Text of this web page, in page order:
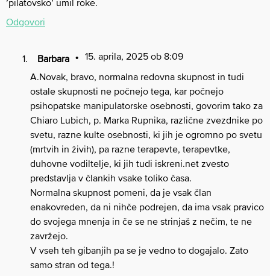
’pilatovsko’ umil roke.
Odgovori
Barbara
15. aprila, 2025 ob 8:09
A.Novak, bravo, normalna redovna skupnost in tudi
ostale skupnosti ne počnejo tega, kar počnejo
psihopatske manipulatorske osebnosti, govorim tako za
Chiaro Lubich, p. Marka Rupnika, različne zvezdnike po
svetu, razne kulte osebnosti, ki jih je ogromno po svetu
(mrtvih in živih), pa razne terapevte, terapevtke,
duhovne vodiltelje, ki jih tudi iskreni.net zvesto
predstavlja v člankih vsake toliko časa.
Normalna skupnost pomeni, da je vsak član
enakovreden, da ni nihče podrejen, da ima vsak pravico
do svojega mnenja in če se ne strinjaš z nečim, te ne
zavržejo.
V vseh teh gibanjih pa se je vedno to dogajalo. Zato
samo stran od tega.!